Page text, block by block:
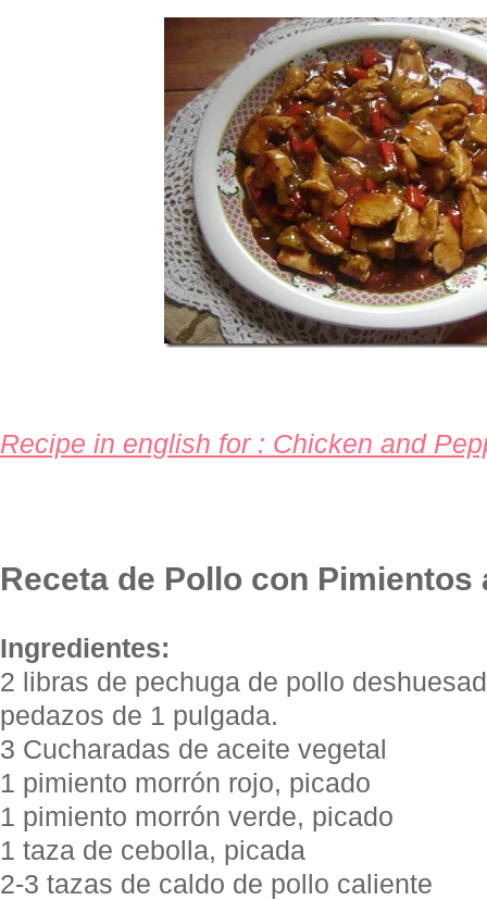
Recipe in english for : Chicken and
Receta de Pollo con Pimientos
Ingredientes:
2 libras de pechuga de pollo
pedazos de 1 pulgada.
3 Cucharadas de aceite vegetal
1 pimiento morrón rojo, picado
1 pimiento morrón verde, picado
1 taza de cebolla, picada
2-3 tazas de caldo de pollo caliente